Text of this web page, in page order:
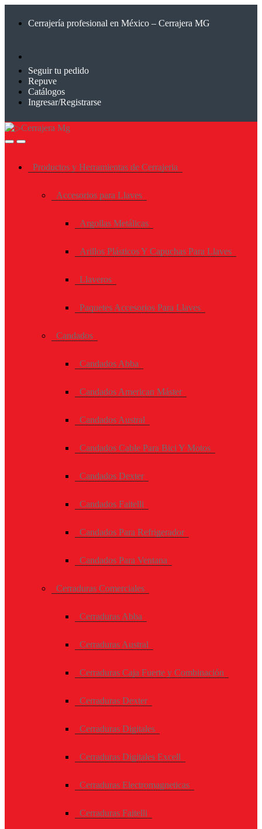
Cerrajería profesional en México – Cerrajera MG
Seguir tu pedido
Repuve
Catálogos
Ingresar/Registrarse
Productos y Herramientas de Cerrajeria
Accesorios para Llaves
Argollas Metálicas
Arillos Plásticos Y Capuchas Para Llaves
Llaveros
Paquetes Accesorios Para Llaves
Candados
Candados Abba
Candados American Máster
Candados Austral
Candados Cable Para Bici Y Motos
Candados Dexter
Candados Faitelli
Candados Para Refrigerador
Candados Para Ventana
Cerraduras Comerciales
Cerraduras Abba
Cerraduras Austral
Cerraduras Caja Fuerte y Combinación
Cerraduras Dexter
Cerraduras Digitales
Cerraduras Digitales Excell
Cerraduras Electromagneticas
Cerraduras Faitelli